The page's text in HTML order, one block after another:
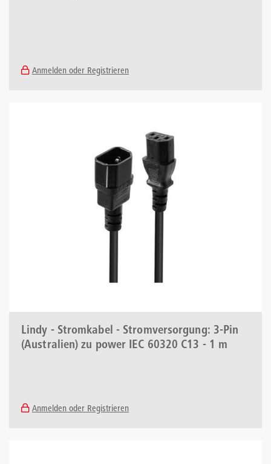
Anmelden oder Registrieren
Lindy - Stromkabel - Stromversorgung: 3-Pin
(Australien) zu power IEC 60320 C13 - 1 m
Anmelden oder Registrieren